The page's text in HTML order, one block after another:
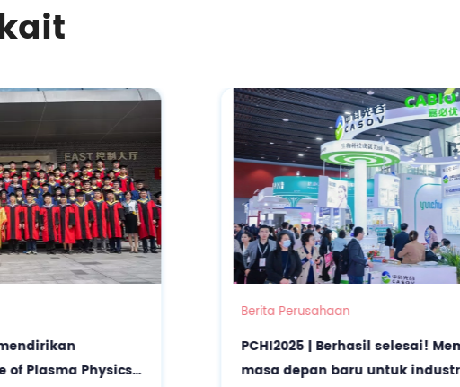
Plasma Physics,
Berita Perusahaan
PCHI2025 | Berhasil selesai!
masa depan baru untuk industri